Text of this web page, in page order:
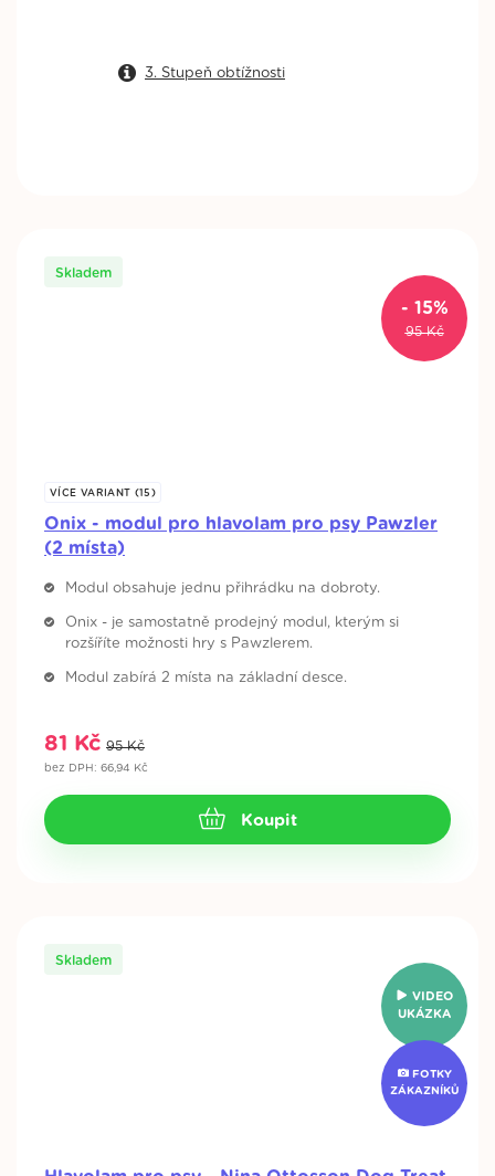
3. Stupeň obtížnosti
- 15%
95KčOriginal
price
Current
price
VÍCE VARIANT (15)
Onix - modul pro hlavolam pro psy Pawzler
(2 místa)
Skladem
Modul obsahuje jednu přihrádku na dobroty.
Onix - je samostatně prodejný modul, kterým si
rozšíříte možnosti hry s Pawzlerem.
Modul zabírá 2 místa na základní desce.
81 Kč 95 Kč
bez DPH: 66,94 Kč
Koupit
VIDEO
UKÁZKA
FOTKY
ZÁKAZNÍKŮ
Skladem